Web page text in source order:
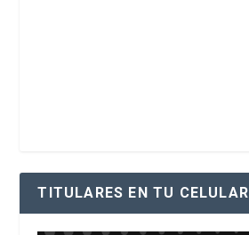
TITULARES EN TU CELULAR